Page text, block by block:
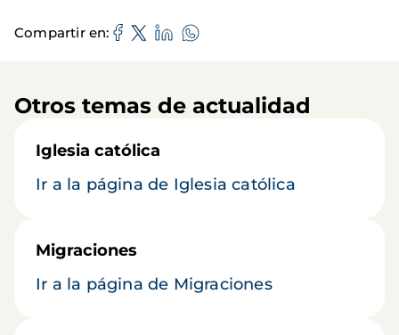
Compartir en
Otros temas de actualidad
Iglesia católica
Ir a la página de Iglesia católica
Migraciones
Ir a la página de Migraciones